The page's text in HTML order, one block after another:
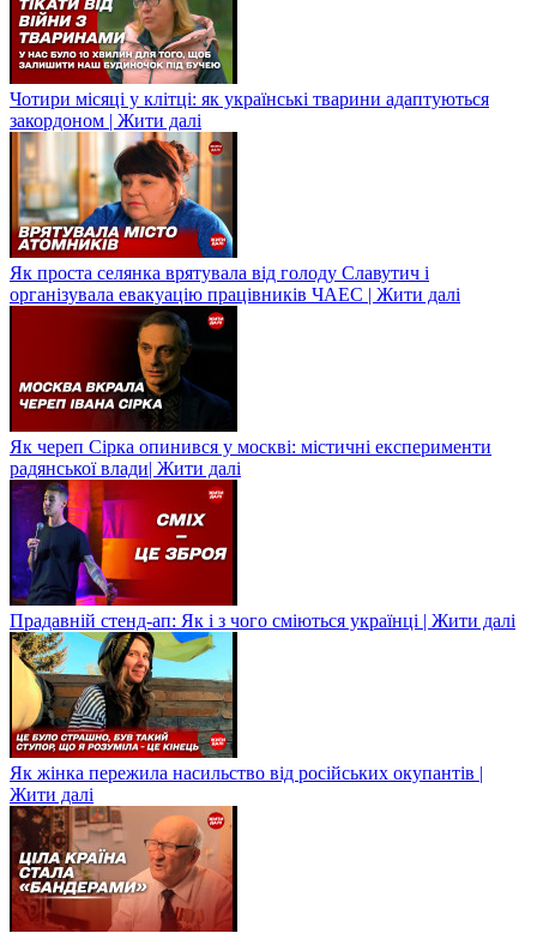
Чотири місяці у клітці: як українські тварини адаптуються
закордоном | Жити далі
Як проста селянка врятувала від голоду Славутич і
організувала евакуацію працівників ЧАЕС | Жити далі
Як череп Сірка опинився у москві: містичні експерименти
радянської влади| Жити далі
Прадавній стенд-ап: Як і з чого сміються українці | Жити далі
Як жінка пережила насильство від російських окупантів |
Жити далі